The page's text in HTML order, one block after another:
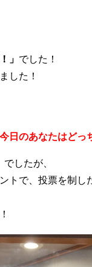
」 でした！
した！
今日のあなたはどっ
したが、
で、投票を制し